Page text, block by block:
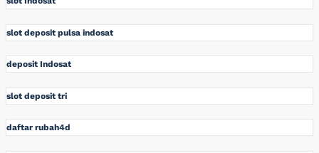
slot deposit pulsa indosat
deposit Indosat
slot deposit tri
daftar rubah4d